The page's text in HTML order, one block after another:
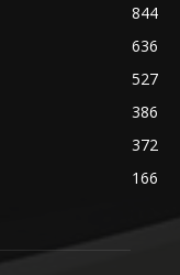
844
636
527
386
372
166